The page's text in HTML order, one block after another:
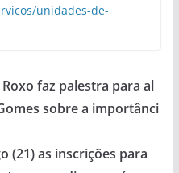
unidades-de-
faz palestra para al
sobre a importânci
(21) as inscrições para